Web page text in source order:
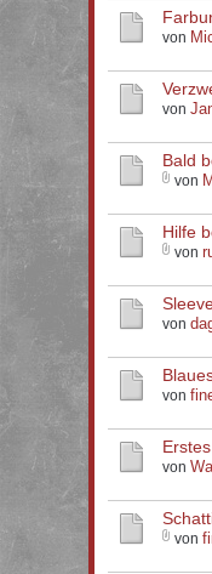
von
von
Bald
von
Hilfe
von
von
von
von
von